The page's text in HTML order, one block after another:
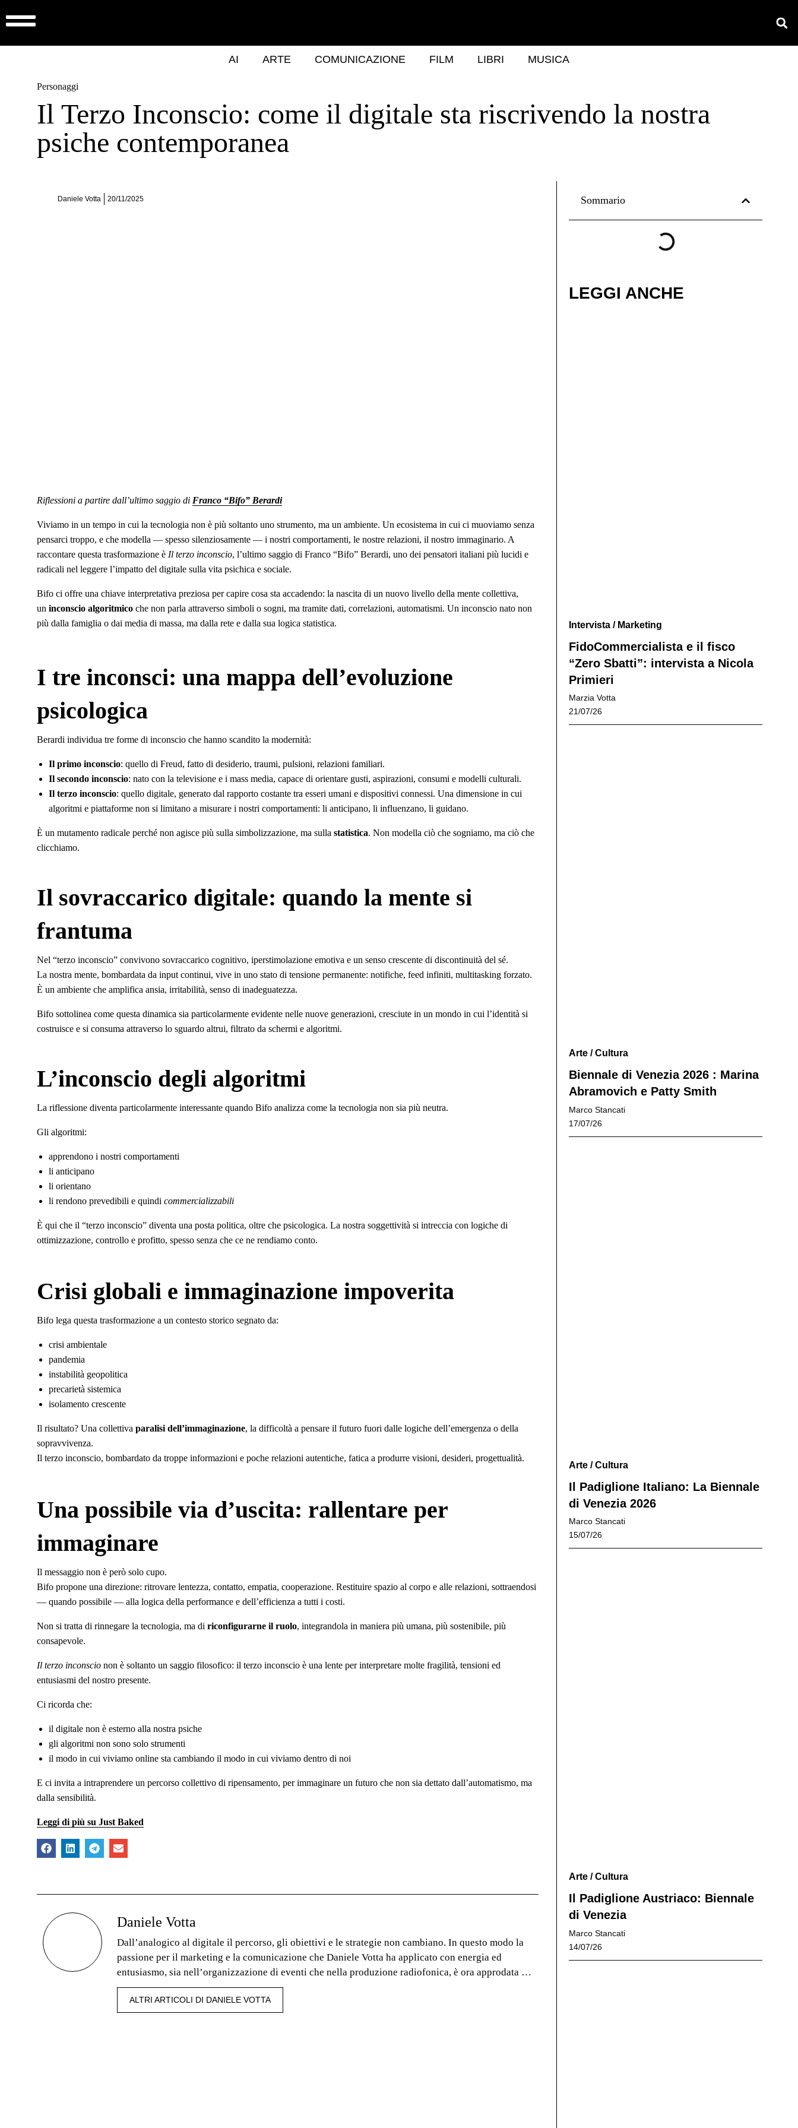
AI ARTE COMUNICAZIONE FILM LIBRI MUSICA
Personaggi
Il Terzo Inconscio: come il digitale sta riscrivendo la nostra
psiche contemporanea
Daniele Votta 20/11/2025
Riflessioni a partire dall’ultimo saggio di Franco “Bifo” Berardi
Viviamo in un tempo in cui la tecnologia non è più soltanto uno strumento, ma un ambiente. Un ecosistema in cui ci muoviamo senza
pensarci troppo, e che modella — spesso silenziosamente — i nostri comportamenti, le nostre relazioni, il nostro immaginario. A
raccontare questa trasformazione è Il terzo inconscio, l’ultimo saggio di Franco “Bifo” Berardi, uno dei pensatori italiani più lucidi e
radicali nel leggere l’impatto del digitale sulla vita psichica e sociale.
Bifo ci offre una chiave interpretativa preziosa per capire cosa sta accadendo: la nascita di un nuovo livello della mente collettiva,
un inconscio algoritmico che non parla attraverso simboli o sogni, ma tramite dati, correlazioni, automatismi. Un inconscio nato non
più dalla famiglia o dai media di massa, ma dalla rete e dalla sua logica statistica.
I tre inconsci: una mappa dell’evoluzione
psicologica
Berardi individua tre forme di inconscio che hanno scandito la modernità:
Il primo inconscio: quello di Freud, fatto di desiderio, traumi, pulsioni, relazioni familiari.
Il secondo inconscio: nato con la televisione e i mass media, capace di orientare gusti, aspirazioni, consumi e modelli culturali.
Il terzo inconscio: quello digitale, generato dal rapporto costante tra esseri umani e dispositivi connessi. Una dimensione in cui
algoritmi e piattaforme non si limitano a misurare i nostri comportamenti: li anticipano, li influenzano, li guidano.
È un mutamento radicale perché non agisce più sulla simbolizzazione, ma sulla statistica. Non modella ciò che sogniamo, ma ciò che
clicchiamo.
Il sovraccarico digitale: quando la mente si
frantuma
Nel “terzo inconscio” convivono sovraccarico cognitivo, iperstimolazione emotiva e un senso crescente di discontinuità del sé.
La nostra mente, bombardata da input continui, vive in uno stato di tensione permanente: notifiche, feed infiniti, multitasking forzato.
È un ambiente che amplifica ansia, irritabilità, senso di inadeguatezza.
Bifo sottolinea come questa dinamica sia particolarmente evidente nelle nuove generazioni, cresciute in un mondo in cui l’identità si
costruisce e si consuma attraverso lo sguardo altrui, filtrato da schermi e algoritmi.
L’inconscio degli algoritmi
La riflessione diventa particolarmente interessante quando Bifo analizza come la tecnologia non sia più neutra.
Gli algoritmi:
apprendono i nostri comportamenti
li anticipano
li orientano
li rendono prevedibili e quindi commercializzabili
È qui che il “terzo inconscio” diventa una posta politica, oltre che psicologica. La nostra soggettività si intreccia con logiche di
ottimizzazione, controllo e profitto, spesso senza che ce ne rendiamo conto.
Crisi globali e immaginazione impoverita
Bifo lega questa trasformazione a un contesto storico segnato da:
crisi ambientale
pandemia
instabilità geopolitica
precarietà sistemica
isolamento crescente
Il risultato? Una collettiva paralisi dell’immaginazione, la difficoltà a pensare il futuro fuori dalle logiche dell’emergenza o della
sopravvivenza.
Il terzo inconscio, bombardato da troppe informazioni e poche relazioni autentiche, fatica a produrre visioni, desideri, progettualità.
Una possibile via d’uscita: rallentare per
immaginare
Il messaggio non è però solo cupo.
Bifo propone una direzione: ritrovare lentezza, contatto, empatia, cooperazione. Restituire spazio al corpo e alle relazioni, sottraendosi
— quando possibile — alla logica della performance e dell’efficienza a tutti i costi.
Non si tratta di rinnegare la tecnologia, ma di riconfigurarne il ruolo, integrandola in maniera più umana, più sostenibile, più
consapevole.
Il terzo inconscio non è soltanto un saggio filosofico: il terzo inconscio è una lente per interpretare molte fragilità, tensioni ed
entusiasmi del nostro presente.
Ci ricorda che:
il digitale non è esterno alla nostra psiche
gli algoritmi non sono solo strumenti
il modo in cui viviamo online sta cambiando il modo in cui viviamo dentro di noi
E ci invita a intraprendere un percorso collettivo di ripensamento, per immaginare un futuro che non sia dettato dall’automatismo, ma
dalla sensibilità.
Leggi di più su Just Baked
Daniele Votta
Dall’analogico al digitale il percorso, gli obiettivi e le strategie non cambiano. In questo modo la
passione per il marketing e la comunicazione che Daniele Votta ha applicato con energia ed
entusiasmo, sia nell’organizzazione di eventi che nella produzione radiofonica, è ora approdata al
social media marketing. CDA di successo in una delle più importanti radio private, account
commerciale per il centro Italia di Edizioni Zero, docente di Marketing applicato alla radiofonia
privata nei corsi della Facoltà di Scienze delle Comunicazioni dell’Università La Sapienza di
ALTRI ARTICOLI DI DANIELE VOTTA
Sommario
LEGGI ANCHE
Intervista / Marketing
FidoCommercialista e il fisco
“Zero Sbatti”: intervista a Nicola
Primieri
Marzia Votta
21/07/26
Arte / Cultura
Biennale di Venezia 2026 : Marina
Abramovich e Patty Smith
Marco Stancati
17/07/26
Arte / Cultura
Il Padiglione Italiano: La Biennale
di Venezia 2026
Marco Stancati
15/07/26
Arte / Cultura
Il Padiglione Austriaco: Biennale
di Venezia
Marco Stancati
14/07/26